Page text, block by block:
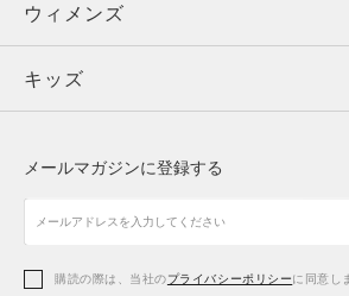
ウィメンズ
キッズ
アクセサリー
トップス
ボトムス
アクセサリー
ウィメンズ
トップス
シューズ
アクセサリー
キッズ
シューズ
メールマガジンに登録する
購読の際は、当社のプライバシーポリシーに同意し